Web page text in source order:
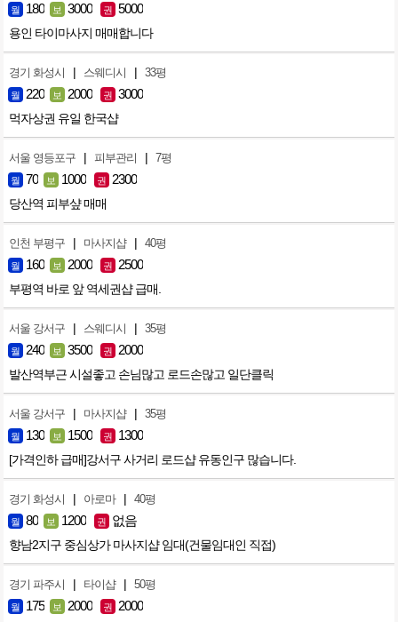
월 180 보 3000 권 5000
용인 타이마사지 매매합니다
경기 화성시 | 스웨디시 | 33평
월 220 보 2000 권 3000
먹자상권 유일 한국샵
서울 영등포구 | 피부관리 | 7평
월 70 보 1000 권 2300
당산역 피부샾 매매
인천 부평구 | 마사지샵 | 40평
월 160 보 2000 권 2500
부평역 바로 앞 역세권샵 급매.
서울 강서구 | 스웨디시 | 35평
월 240 보 3500 권 2000
발산역부근 시설좋고 손님많고 로드손많고 일단클릭
서울 강서구 | 마사지샵 | 35평
월 130 보 1500 권 1300
[가격인하 급매]강서구 사거리 로드샵 유동인구 많습니다.
경기 화성시 | 아로마 | 40평
월 80 보 1200 권 없음
향남2지구 중심상가 마사지샵 임대(건물임대인 직접)
경기 파주시 | 타이샵 | 50평
월 175 보 2000 권 2000